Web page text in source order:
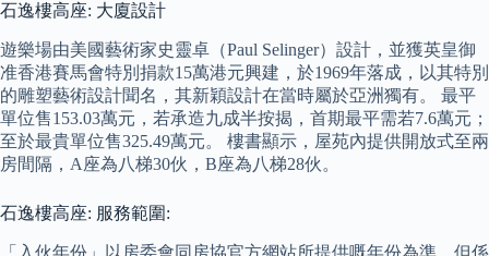
石逸樓高座: 大廈設計
遊樂場由美國藝術家史靈卓（Paul Selinger）設計，並獲英皇御
准香港賽馬會特別捐款15萬港元興建，於1969年落成，以其特別
的雕塑藝術設計聞名，其新穎設計在當時屬於亞洲獨有。 最平
單位售153.03萬元，若承造九成半按揭，首期最平需若7.6萬元；
至於最貴單位售325.49萬元。 樓書顯示，屋苑內提供開放式至兩
房間隔，A座為八梯30伙，B座為八梯28伙。
石逸樓高座: 服務範圍:
「入伙年份」以房委會同房協官方網站所提供嘅年份為準，但係